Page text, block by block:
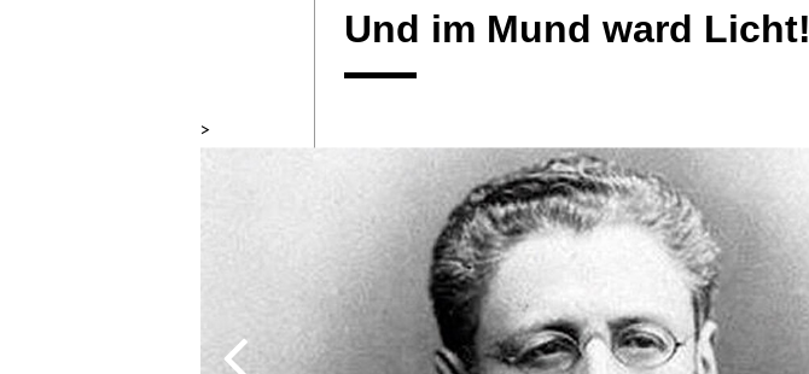
Und im Mund ward Licht!
>